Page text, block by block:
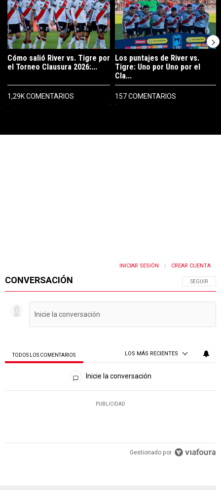
Cómo salió River vs. Tigre por
el Torneo Clausura 2026:...
1,29K COMENTARIOS
Los puntajes de River vs.
Tigre: Uno por Uno por el
Cla...
157 COMENTARIOS
CONVERSACIÓN SIGA ESTA
SEGUIR
INICIAR SESIÓN CREAR CUENTA
TODOS LOS COMENTARIOS LOS MÁS RECIENTES
Todos los comentarios
Inicie la conversación
PUBLICIDAD
Gestionado por